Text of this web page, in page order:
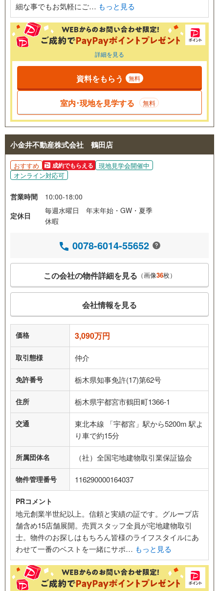
細な事でもお気軽にご… もっと見る
詳細を見る
資料をもらう 無料
室内･現地を見学する 無料
小金井不動産株式会社 鶴田店
おすすめ 成約でもらえる
現地見学会開催中
オンライン対応可
営業時間
10:00-18:00
定休日
毎週水曜日 年末年始・GW・夏季
休暇
0078-6014-55652
この会社の物件詳細を見る （画像36枚）
会社情報を見る
価格 3,090万円
取引態様 仲介
免許番号 栃木県知事免許(17)第62号
住所 栃木県宇都宮市鶴田町1366-1
交通
東北本線 「宇都宮」駅から5200m 駅よ
り車で約15分
所属団体名 （社）全国宅地建物取引業保証協会
物件管理番号 116290000164037
PRコメント
地元創業半世紀以上。信頼と実績の証です。グループ店
舗含め15店舗展開。売買スタッフ全員が宅地建物取引
士。物件のお探しはもちろん皆様のライフスタイルにあ
わせて一番のベストを一緒にサポ… もっと見る